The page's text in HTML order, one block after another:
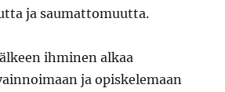
ja saumattomuutta.
ihminen alkaa
ja opiskelemaan